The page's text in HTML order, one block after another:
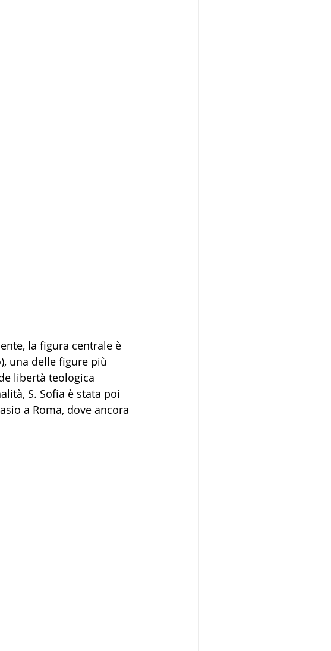
la figura centrale è
una delle figure più
libertà teologica
S. Sofia è stata poi
a Roma, dove ancora